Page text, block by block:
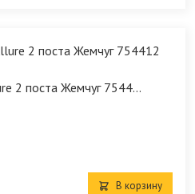
2 поста Жемчуг 7544...
В корзину